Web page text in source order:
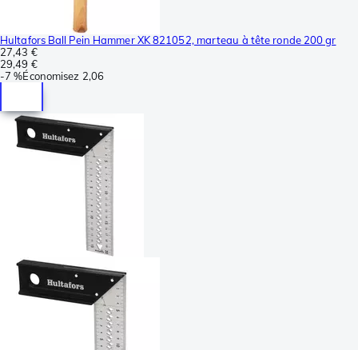
Hultafors Ball Pein Hammer XK 821052, marteau à tête ronde 200 gr
27,43 €
29,49 €
-7 %Économisez 2,06